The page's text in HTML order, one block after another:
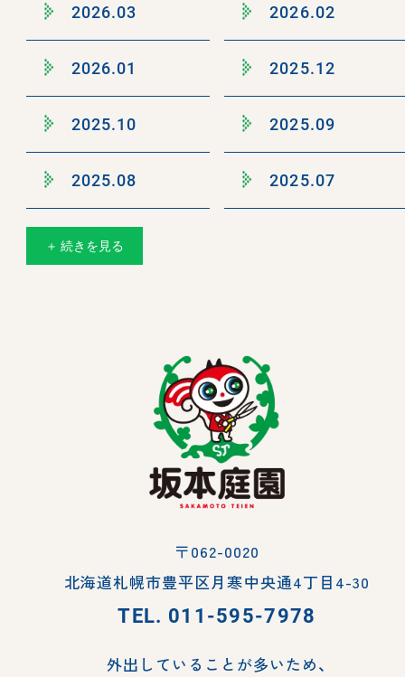
2026.03 2026.02
2026.01 2025.12
2025.10 2025.09
2025.08 2025.07
＋ 続きを見る
〒062-0020
北海道札幌市豊平区月寒中央通4丁目4-30
TEL. 011-595-7978
外出していることが多いため、